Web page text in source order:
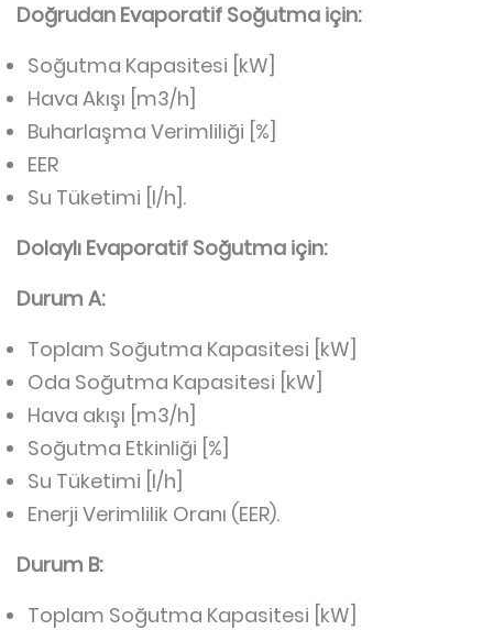
Doğrudan Evaporatif Soğutma için:
Soğutma Kapasitesi [kW]
Hava Akışı [m3/h]
Buharlaşma Verimliliği [%]
EER
Su Tüketimi [l/h].
Dolaylı Evaporatif Soğutma için:
Durum A:
Toplam Soğutma Kapasitesi [kW]
Oda Soğutma Kapasitesi [kW]
Hava akışı [m3/h]
Soğutma Etkinliği [%]
Su Tüketimi [l/h]
Enerji Verimlilik Oranı (EER).
Durum B:
Toplam Soğutma Kapasitesi [kW]